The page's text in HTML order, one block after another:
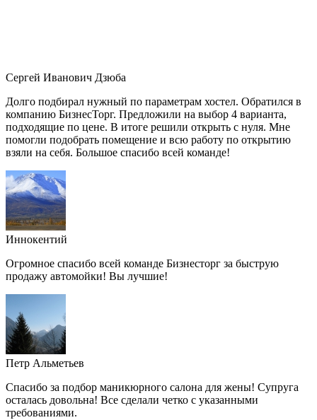
Сергей Иванович Дзюба
Долго подбирал нужный по параметрам хостел. Обратился в
компанию БизнесТорг. Предложили на выбор 4 варианта,
подходящие по цене. В итоге решили открыть с нуля. Мне
помогли подобрать помещение и всю работу по открытию
взяли на себя. Большое спасибо всей команде!
Иннокентий
Огромное спасибо всей команде Бизнесторг за быструю
продажу автомойки! Вы лучшие!
Петр Альметьев
Спасибо за подбор маникюрного салона для жены! Супруга
осталась довольна! Все сделали четко с указанными
требованиями.